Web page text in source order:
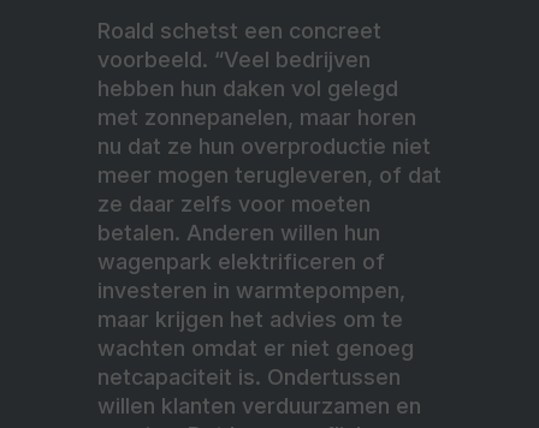
Roald schetst een concreet
voorbeeld. “Veel bedrijven
hebben hun daken vol gelegd
met zonnepanelen, maar horen
nu dat ze hun overproductie niet
meer mogen terugleveren, of dat
ze daar zelfs voor moeten
betalen. Anderen willen hun
wagenpark elektrificeren of
investeren in warmtepompen,
maar krijgen het advies om te
wachten omdat er niet genoeg
netcapaciteit is. Ondertussen
willen klanten verduurzamen en